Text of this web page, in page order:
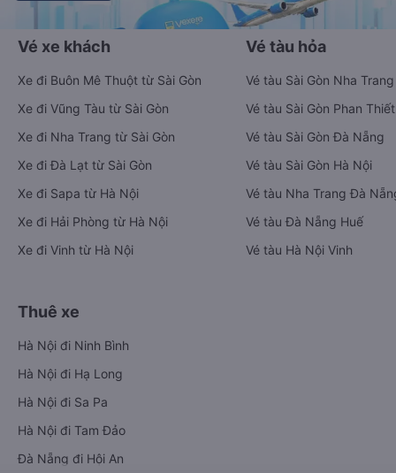
Vé xe khách
Xe đi Buôn Mê Thuột từ Sài Gòn
Xe đi Vũng Tàu từ Sài Gòn
Xe đi Nha Trang từ Sài Gòn
Xe đi Đà Lạt từ Sài Gòn
Xe đi Sapa từ Hà Nội
Xe đi Hải Phòng từ Hà Nội
Xe đi Vinh từ Hà Nội
Vé tàu hỏa
Vé tàu Sài Gòn Nha Trang
Vé tàu Sài Gòn Phan Thiết
Vé tàu Sài Gòn Đà Nẵng
Vé tàu Sài Gòn Hà Nội
Vé tàu Nha Trang Đà
Vé tàu Đà Nẵng Huế
Vé tàu Hà Nội Vinh
Thuê xe
Hà Nội đi Ninh Bình
Hà Nội đi Hạ Long
Hà Nội đi Sa Pa
Hà Nội đi Tam Đảo
Đà Nẵng đi Hội An